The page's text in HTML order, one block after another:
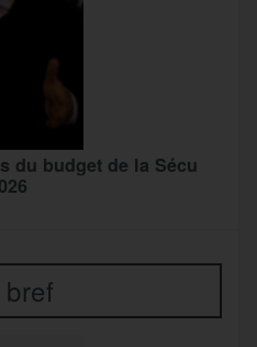
du budget de la Sécu